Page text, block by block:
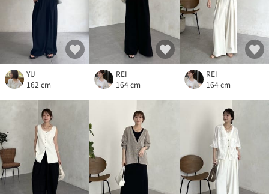
YU
162 cm
REI
164 cm
REI
164 cm